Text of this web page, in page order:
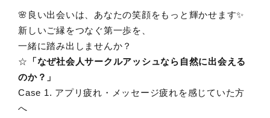
🌸良い出会いは、あなたの笑顔をもっと輝かせます✨
新しいご縁をつなぐ第一歩を、
一緒に踏み出しませんか？
☆
「なぜ社会人サークルアッシュなら自然に出会える
のか？」
Case 1. アプリ疲れ・メッセージ疲れを感じていた方
へ